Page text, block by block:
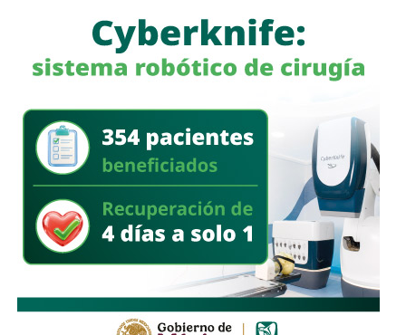
El titular de Seguridad destacó que estos resultados
fueron presentados durante la Mesa de Coordinación para
la Construcción de la Paz, como parte de las acciones
implementadas para combatir delitos de alto impacto en
San Luis Potosí.
También lee:Explosión de pirotecnia en Axtla deja nueve
personas heridas